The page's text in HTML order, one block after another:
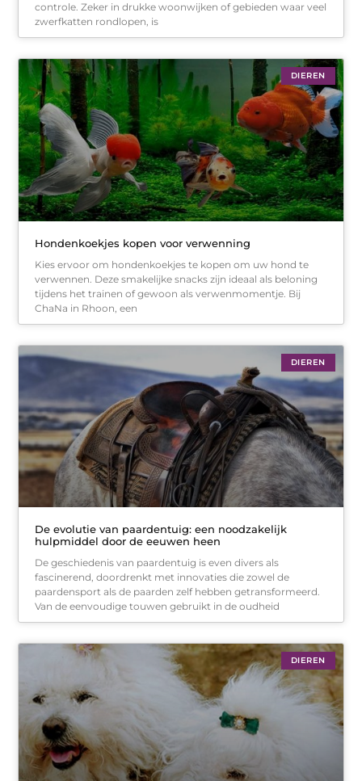
controle. Zeker in drukke woonwijken of gebieden waar veel
zwerfkatten rondlopen, is
DIEREN
Hondenkoekjes kopen voor verwenning
Kies ervoor om hondenkoekjes te kopen om uw hond te
verwennen. Deze smakelijke snacks zijn ideaal als beloning
tijdens het trainen of gewoon als verwenmomentje. Bij
ChaNa in Rhoon, een
DIEREN
De evolutie van paardentuig: een noodzakelijk
hulpmiddel door de eeuwen heen
De geschiedenis van paardentuig is even divers als
fascinerend, doordrenkt met innovaties die zowel de
paardensport als de paarden zelf hebben getransformeerd.
Van de eenvoudige touwen gebruikt in de oudheid
DIEREN